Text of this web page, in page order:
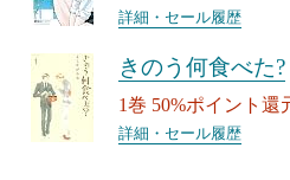
詳細・セール履歴
きのう何食べた?
1巻 50%ポイント還
詳細・セール履歴